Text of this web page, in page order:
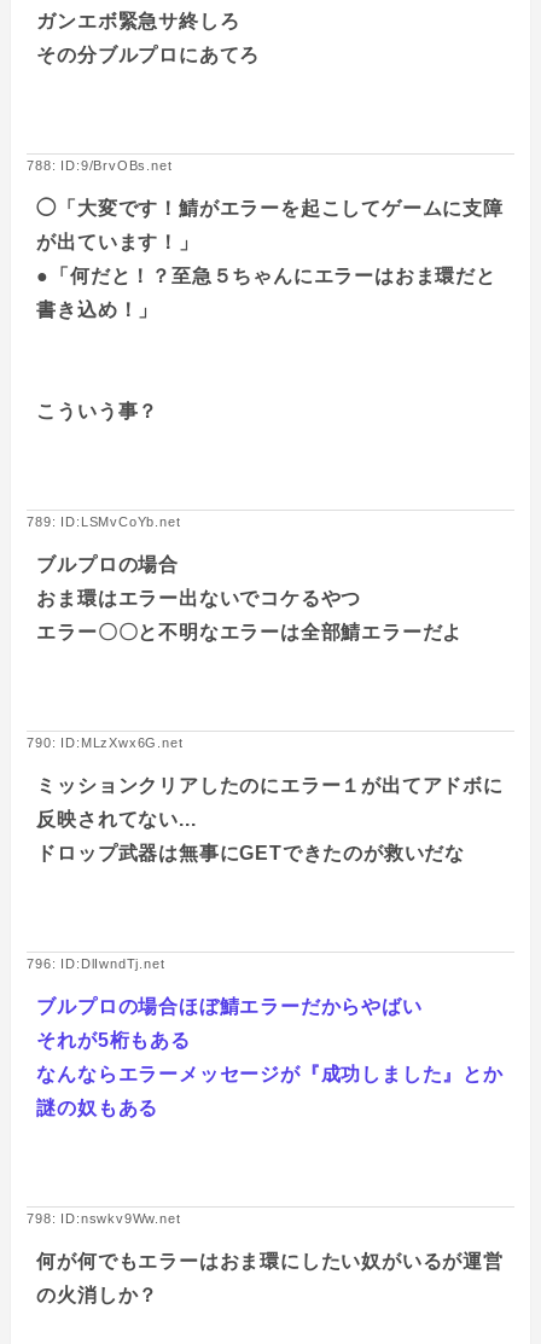
ガンエボ緊急サ終しろ
その分ブルプロにあてろ
788: ID:9/BrvOBs.net
◯「大変です！鯖がエラーを起こしてゲームに支障
が出ています！」
●「何だと！？至急５ちゃんにエラーはおま環だと
書き込め！」
こういう事？
789: ID:LSMvCoYb.net
ブルプロの場合
おま環はエラー出ないでコケるやつ
エラー〇〇と不明なエラーは全部鯖エラーだよ
790: ID:MLzXwx6G.net
ミッションクリアしたのにエラー１が出てアドボに
反映されてない...
ドロップ武器は無事にGETできたのが救いだな
796: ID:DlIwndTj.net
ブルプロの場合ほぼ鯖エラーだからやばい
それが5桁もある
なんならエラーメッセージが『成功しました』とか
謎の奴もある
798: ID:nswkv9Ww.net
何が何でもエラーはおま環にしたい奴がいるが運営
の火消しか？